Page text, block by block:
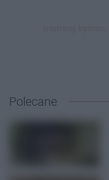
Polecane